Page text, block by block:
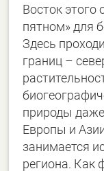
Восток
пятном» для
Здесь
границ –
природы
Европы и
занимается
региона. Как